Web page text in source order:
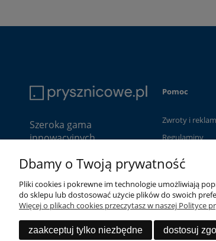
Pomoc
Zwroty i
Regulaminy
Szeroka gama
innowacyjnych
jakości do niszowych
sanitarnego i
budowlanego.
Dbamy o Twoją prywatność
Pliki cookies i pokrewne im technologie umożliwiają
do sklepu lub dostosować użycie plików do swoich
Więcej o plikach cookies przeczytasz w naszej Polityce
zaakceptuj tylko niezbędne dostosuj